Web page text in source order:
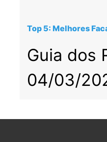
Top 5: Melhores
Guia dos
04/03/